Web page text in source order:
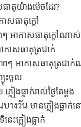
ាតុយ៉ាងម៉េចដែរ?
សធាតុក្ដៅ
ๆ អាកាសធាតុក្ដៅណាស់
កាសធាតុត្រជាក់
กๆ អាកាសធាតុត្រជា
យុះចូល
ភ្លៀងធ្លាក់រាល់ថ្ងៃតែម្ដង
บางวัน មានភ្លៀងធ្លាក់នៅ
េះភ្លៀងធ្លាក់